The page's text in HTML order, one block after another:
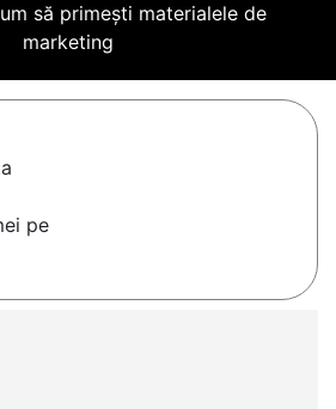
să primești materialele de
marketing
pe